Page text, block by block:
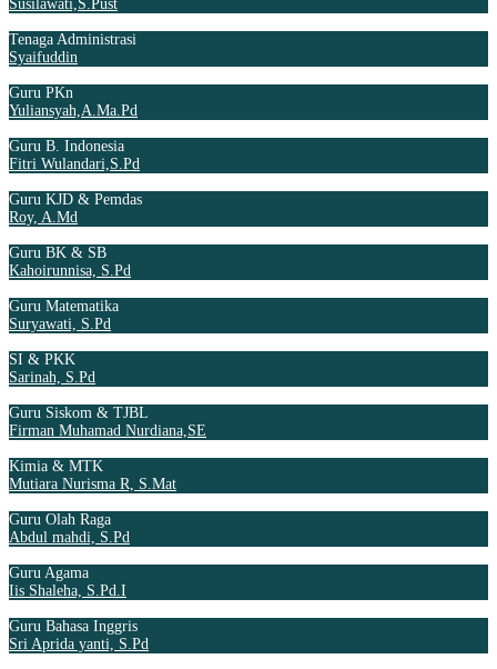
Susilawati,S.Pust
Tenaga Administrasi
Syaifuddin
Guru PKn
Yuliansyah,A.Ma.Pd
Guru B. Indonesia
Fitri Wulandari,S.Pd
Guru KJD & Pemdas
Roy, A.Md
Guru BK & SB
Kahoirunnisa, S.Pd
Guru Matematika
Suryawati, S.Pd
SI & PKK
Sarinah, S.Pd
Guru Siskom & TJBL
Firman Muhamad Nurdiana,SE
Kimia & MTK
Mutiara Nurisma R, S.Mat
Guru Olah Raga
Abdul mahdi, S.Pd
Guru Agama
Iis Shaleha, S.Pd.I
Guru Bahasa Inggris
Sri Aprida yanti, S.Pd